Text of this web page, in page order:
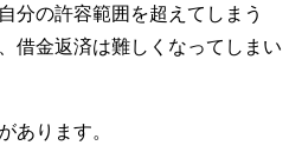
分の許容範囲を超えてしまう
借金返済は難しくなってしまい
あります。